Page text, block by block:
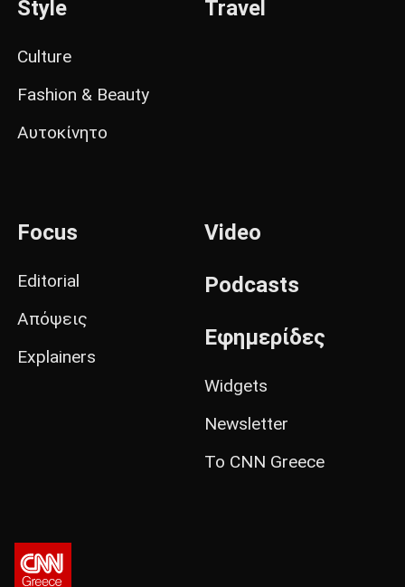
Style
Culture
Fashion & Beauty
Αυτοκίνητο
Travel
Focus
Editorial
Απόψεις
Explainers
Video
Podcasts
Εφημερίδες
Widgets
Newsletter
Το CNN Greece